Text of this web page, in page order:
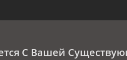
С Вашей